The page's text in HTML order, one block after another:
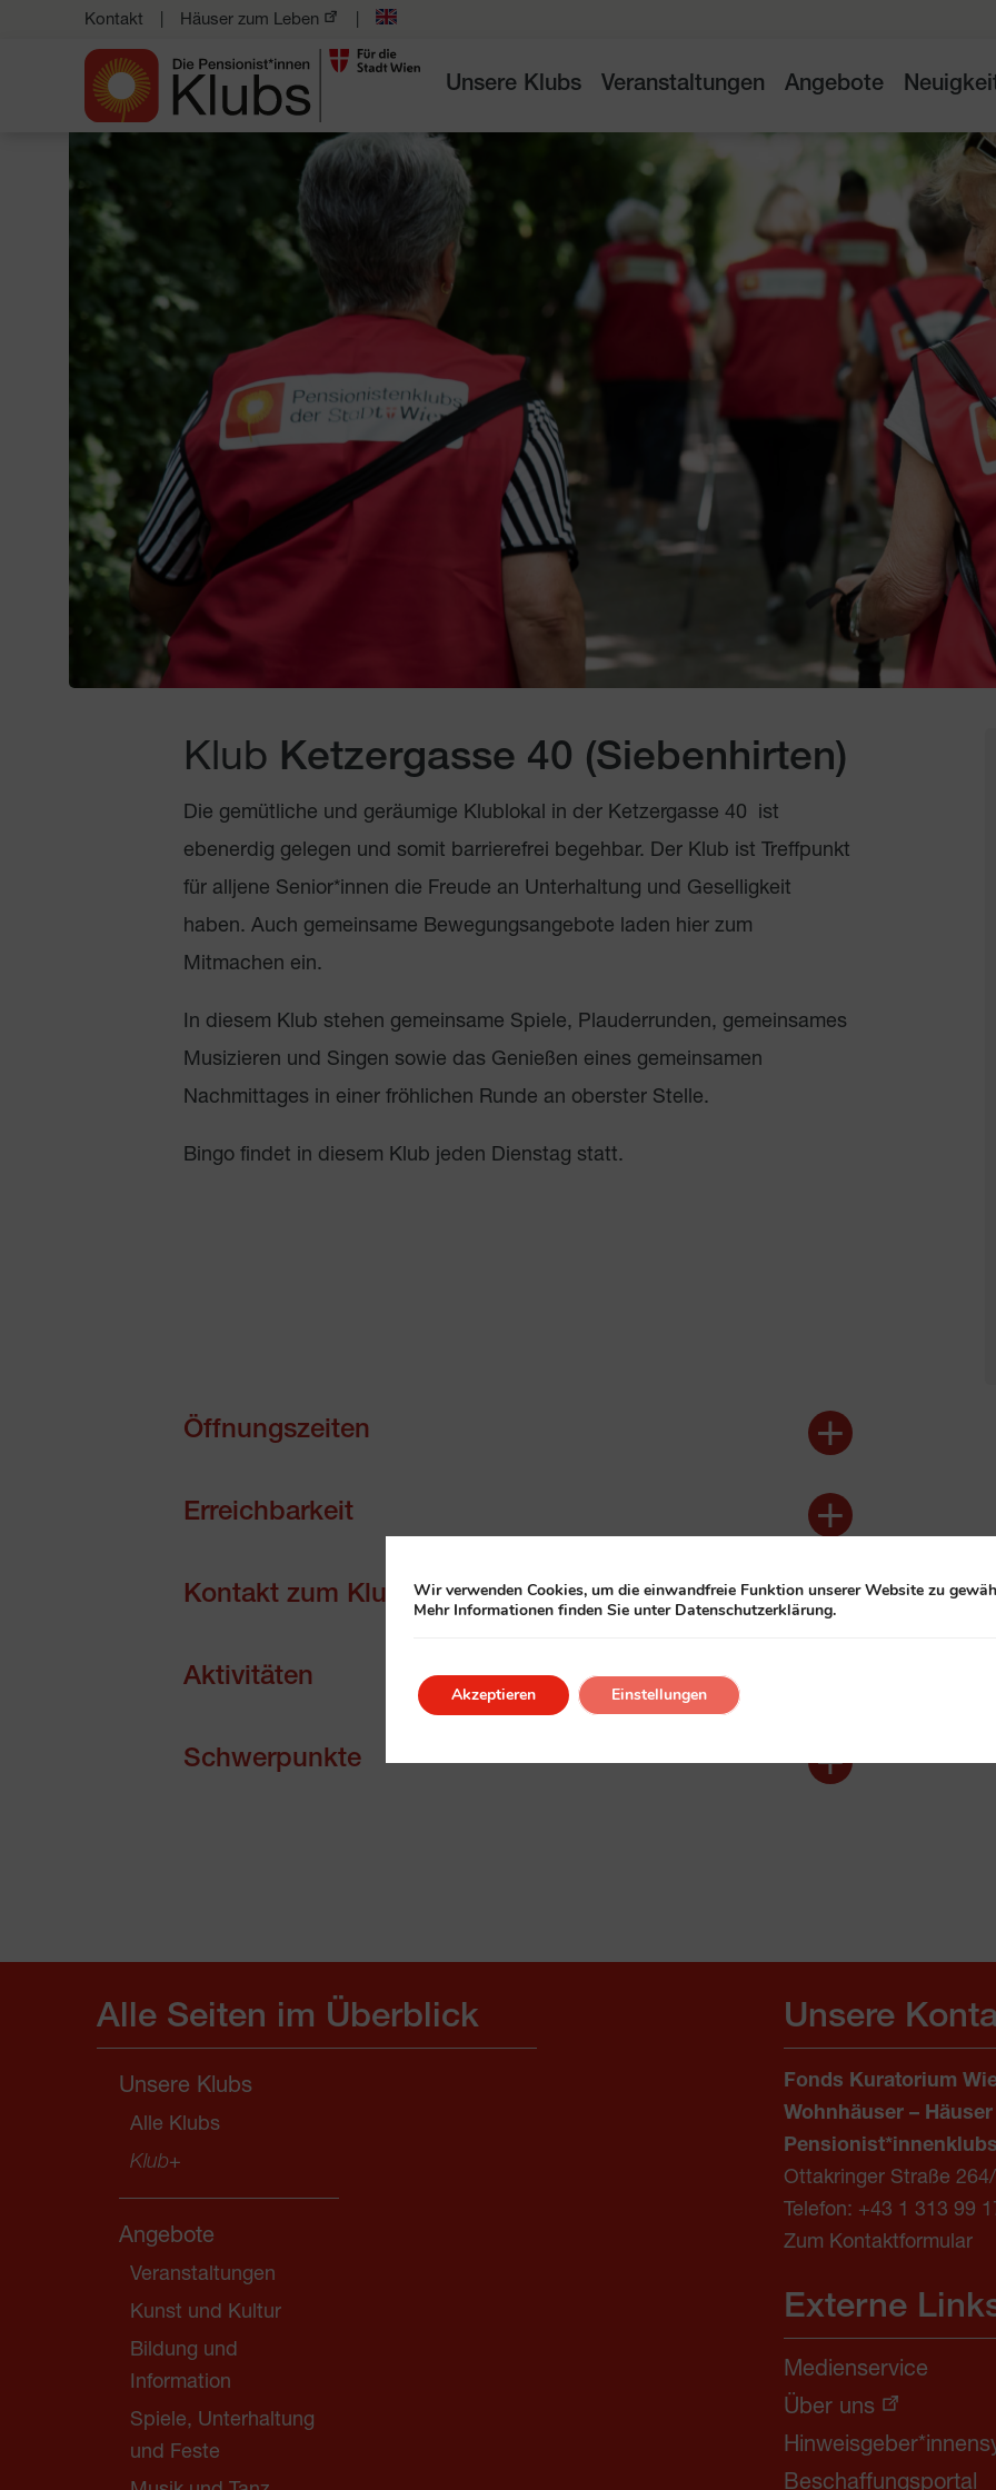
Kontakt Häuser zum Leben
Unsere Klubs Veranstaltungen Angebote
Klub Ketzergasse 40 (Siebenhirten)
Die gemütliche und geräumige Klublokal in der Ketzergasse 40 ist
ebenerdig gelegen und somit barrierefrei begehbar. Der Klub ist Treffpunkt
für alljene Senior*innen die Freude an Unterhaltung und Geselligkeit
haben. Auch gemeinsame Bewegungsangebote laden hier zum
Mitmachen ein.
In diesem Klub stehen gemeinsame Spiele, Plauderrunden, gemeinsames
Musizieren und Singen sowie das Genießen eines gemeinsamen
Nachmittages in einer fröhlichen Runde an oberster Stelle.
Bingo findet in diesem Klub jeden Dienstag statt.
Öffnungszeiten
Erreichbarkeit
Kontakt zum Klub
Aktivitäten
Schwerpunkte
Alle Seiten im Überblick
Unsere Klubs
Alle Klubs
Klub+
Angebote
Veranstaltungen
Kunst und Kultur
Bildung und
Information
Spiele, Unterhaltung
und Feste
Unsere
Fonds Kuratorium
Wohnhäuser –
Pensionist*innenklubs
Ottakringer Straße
Telefon: +43 1 313 99
Zum Kontaktformular
Externe
Medienservice
Über uns
Beschaffungsportal
Wir verwenden Cookies, um die einwandfreie Funktion unserer Website zu
Mehr Informationen finden Sie unter Datenschutzerklärung.
Akzeptieren Einstellungen